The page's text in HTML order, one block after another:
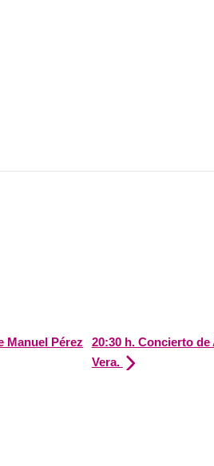
Manuel Pérez
20:30 h. Concierto
Vera.